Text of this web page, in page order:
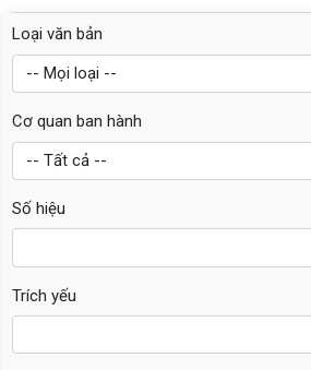
Loại văn bản
Cơ quan ban hành
Số hiệu
Trích yếu